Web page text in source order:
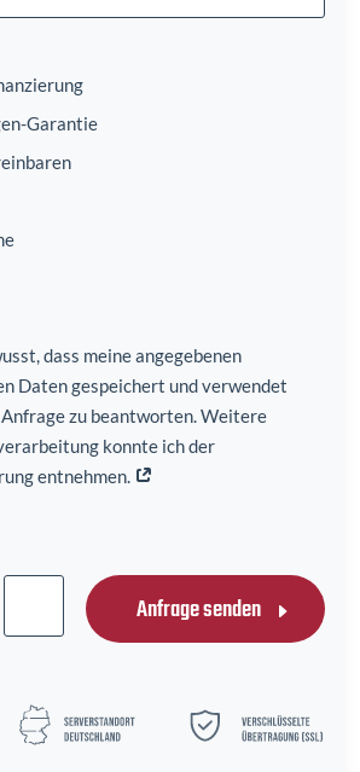
Garantie
dass meine angegebenen
Daten gespeichert und verwendet
zu beantworten. Weitere
konnte ich der
entnehmen.
Anfrage senden